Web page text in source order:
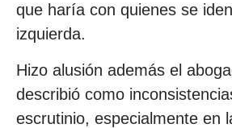
que haría con quienes se
izquierda.
Hizo alusión además el
describió como
escrutinio, especialmente en